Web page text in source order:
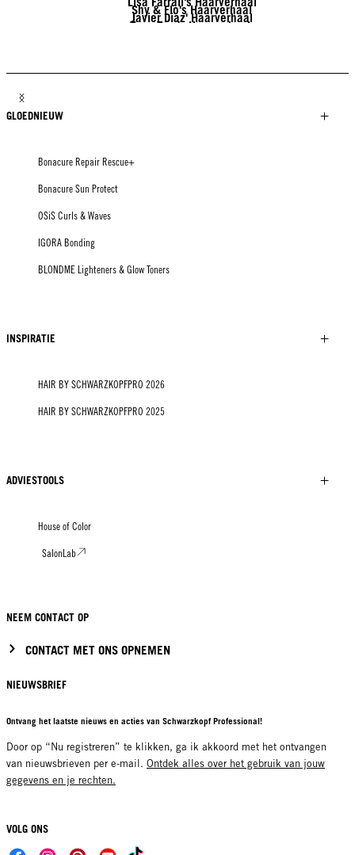
Shy & Flo's Haarverhaal
Javier Diaz' Haarverhaal
Tony Tsai's Haarverhaal
GLOEDNIEUW
Bonacure Repair Rescue+
Bonacure Sun Protect
OSiS Curls & Waves
IGORA Bonding
BLONDME Lighteners & Glow Toners
INSPIRATIE
HAIR BY SCHWARZKOPFPRO 2026
HAIR BY SCHWARZKOPFPRO 2025
ADVIESTOOLS
House of Color
SalonLab
NEEM CONTACT OP
CONTACT MET ONS OPNEMEN
NIEUWSBRIEF
Ontvang het laatste nieuws en acties van Schwarzkopf Professional!
Door op “Nu registreren” te klikken, ga ik akkoord met het ontvangen
van nieuwsbrieven per e-mail. Ontdek alles over het gebruik van jouw
gegevens en je rechten.
VOLG ONS